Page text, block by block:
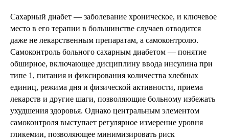
Сахарный диабет — заболевание хроническое, и ключевое
место в его терапии в большинстве случаев отводится
даже не лекарственным препаратам, а самоконтролю.
Самоконтроль больного сахарным диабетом — понятие
обширное, включающее дисциплину ввода инсулина при
типе 1, питания и фиксирования количества хлебных
единиц, режима дня и физической активности, приема
лекарств и другие шаги, позволяющие больному избежать
ухудшения здоровья. Однако центральным элементом
самоконтроля выступает регулярное измерение уровня
гликемии, позволяющее минимизировать риск